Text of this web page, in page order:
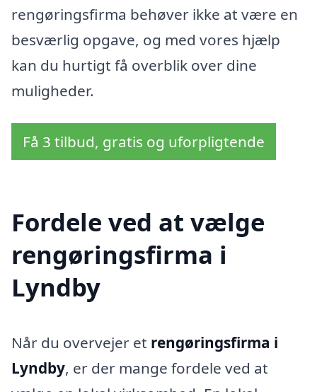
rengøringsfirma behøver ikke at være en
besværlig opgave, og med vores hjælp
kan du hurtigt få overblik over dine
muligheder.
Få 3 tilbud, gratis og uforpligtende
Fordele ved at vælge
rengøringsfirma i
Lyndby
Når du overvejer et rengøringsfirma i
Lyndby, er der mange fordele ved at